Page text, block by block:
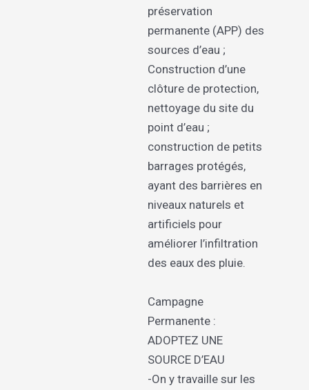
préservation
permanente (APP) des
sources d’eau ;
Construction d’une
clôture de protection,
nettoyage du site du
point d’eau ;
construction de petits
barrages protégés,
ayant des barrières en
niveaux naturels et
artificiels pour
améliorer l’infiltration
des eaux des pluie.
Campagne
Permanente :
ADOPTEZ UNE
SOURCE D’EAU
-On y travaille sur les